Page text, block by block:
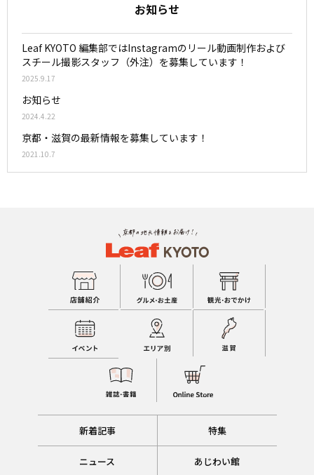
お知らせ
Leaf KYOTO 編集部ではInstagramのリール動画制作および
スチール撮影スタッフ（外注）を募集しています！
2025.9.17
お知らせ
2024.4.22
京都・滋賀の最新情報を募集しています！
2021.10.7
新着記事 特集
ニュース あじわい館